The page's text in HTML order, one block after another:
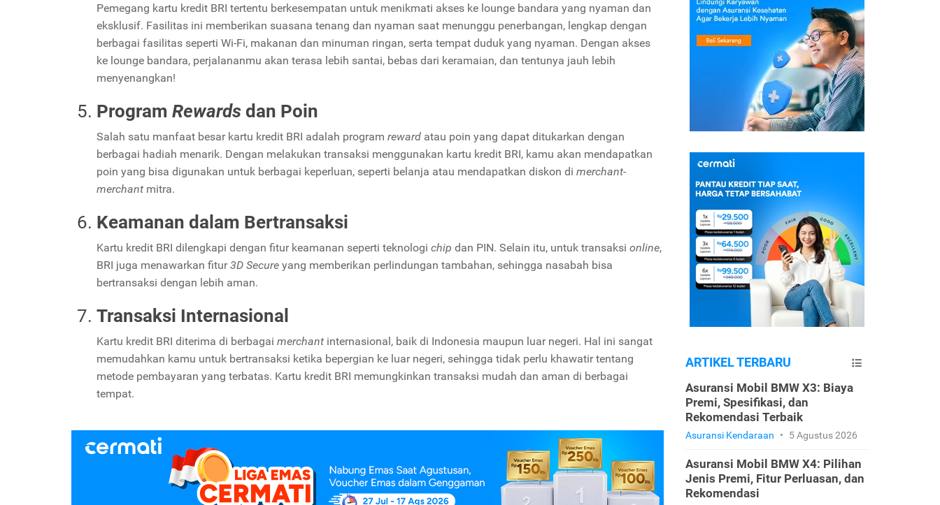
Pemegang kartu kredit BRI tertentu berkesempatan untuk menikmati akses ke lounge bandara yang nyaman dan
eksklusif. Fasilitas ini memberikan suasana tenang dan nyaman saat menunggu penerbangan, lengkap dengan
berbagai fasilitas seperti Wi-Fi, makanan dan minuman ringan, serta tempat duduk yang nyaman. Dengan akses
ke lounge bandara, perjalananmu akan terasa lebih santai, bebas dari keramaian, dan tentunya jauh lebih
menyenangkan!
Program Rewards dan Poin
Salah satu manfaat besar kartu kredit BRI adalah program reward atau poin yang dapat ditukarkan dengan
berbagai hadiah menarik. Dengan melakukan transaksi menggunakan kartu kredit BRI, kamu akan mendapatkan
poin yang bisa digunakan untuk berbagai keperluan, seperti belanja atau mendapatkan diskon di merchant-
merchant mitra.
Keamanan dalam Bertransaksi
Kartu kredit BRI dilengkapi dengan fitur keamanan seperti teknologi chip dan PIN. Selain itu, untuk transaksi online,
BRI juga menawarkan fitur3D Secure yang memberikan perlindungan tambahan, sehingga nasabah bisa
bertransaksi dengan lebih aman.
Transaksi Internasional
Kartu kredit BRI diterima di berbagai merchant internasional, baik di Indonesia maupun luar negeri. Hal ini sangat
memudahkan kamu untuk bertransaksi ketika bepergian ke luar negeri, sehingga tidak perlu khawatir tentang
metode pembayaran yang terbatas. Kartu kredit BRI memungkinkan transaksi mudah dan aman di berbagai
tempat.
ARTIKEL TERBARU
Asuransi Mobil BMW X3: Biaya
Premi, Spesifikasi, dan
Rekomendasi Terbaik
Asuransi Kendaraan • 5 Agustus 2026
Asuransi Mobil BMW X4: Pilihan
Jenis Premi, Fitur Perluasan, dan
Rekomendasi